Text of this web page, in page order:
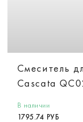
Смеситель
Cascata
В наличии
1795.74 РУБ